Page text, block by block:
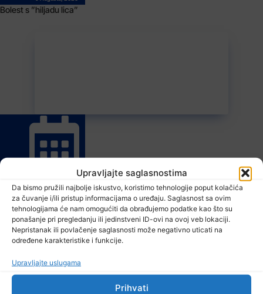
Upravljajte saglasnostima
Da bismo pružili najbolje iskustvo, koristimo tehnologije poput kolačića
za čuvanje i/ili pristup informacijama o uređaju. Saglasnost sa ovim
tehnologijama će nam omogućiti da obrađujemo podatke kao što su
ponašanje pri pregledanju ili jedinstveni ID-ovi na ovoj veb lokaciji.
Nepristanak ili povlačenje saglasnosti može negativno uticati na
određene karakteristike i funkcije.
Upravljajte uslugama
Prihvati
Bolest s ”hiljadu lica”
Divlje životinje u naseljenim mjestima: Ko je odgovoran za štete na
poljoprivrednim usjevima?